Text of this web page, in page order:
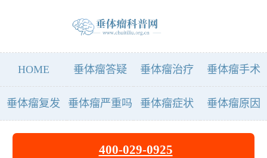
HOME 垂体瘤答疑 垂体瘤治疗 垂体瘤手术
垂体瘤复发 垂体瘤严重吗 垂体瘤症状 垂体瘤原因
400-029-0925